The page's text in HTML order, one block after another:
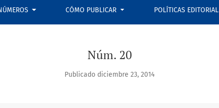
CÓMO PUBLICAR POLÍTICAS
Núm. 20
Publicado diciembre 23, 2014